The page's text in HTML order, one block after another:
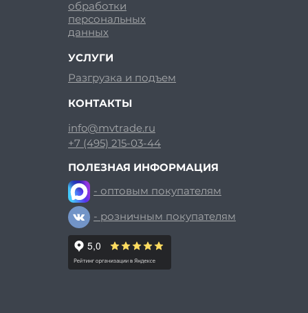
обработки
персональных
данных
УСЛУГИ
Разгрузка и подъем
КОНТАКТЫ
info@mvtrade.ru
+7 (495) 215-03-44
ПОЛЕЗНАЯ ИНФОРМАЦИЯ
- оптовым покупателям
- розничным покупателям